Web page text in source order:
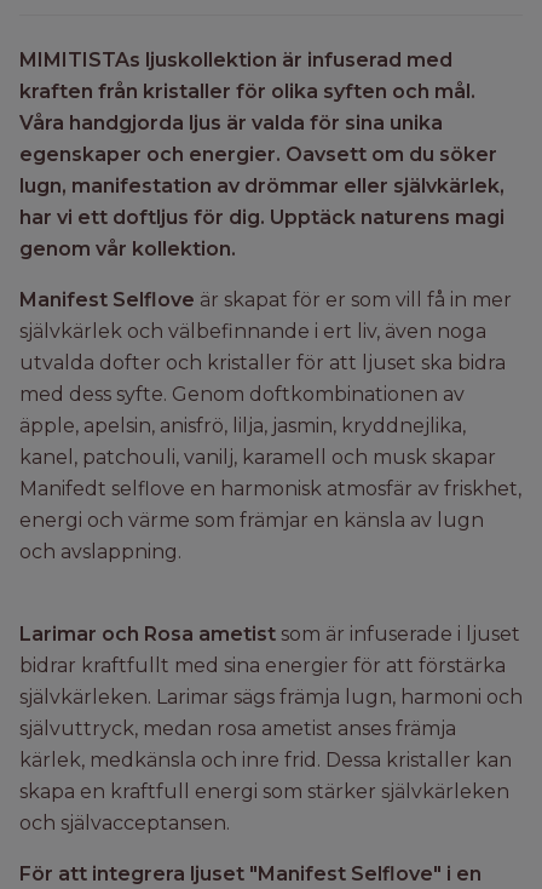
MIMITISTAs ljuskollektion är infuserad med
kraften från kristaller för olika syften och mål.
Våra handgjorda ljus är valda för sina unika
egenskaper och energier. Oavsett om du söker
lugn, manifestation av drömmar eller självkärlek,
har vi ett doftljus för dig. Upptäck naturens magi
genom vår kollektion.
Manifest Selflove är skapat för er som vill få in mer
självkärlek och välbefinnande i ert liv, även noga
utvalda dofter och kristaller för att ljuset ska bidra
med dess syfte. Genom doftkombinationen av
äpple, apelsin, anisfrö, lilja, jasmin, kryddnejlika,
kanel, patchouli, vanilj, karamell och musk skapar
Manifedt selflove en harmonisk atmosfär av friskhet,
energi och värme som främjar en känsla av lugn
och avslappning.
Larimar och Rosa ametist som är infuserade i ljuset
bidrar kraftfullt med sina energier för att förstärka
självkärleken. Larimar sägs främja lugn, harmoni och
självuttryck, medan rosa ametist anses främja
kärlek, medkänsla och inre frid. Dessa kristaller kan
skapa en kraftfull energi som stärker självkärleken
och självacceptansen.
För att integrera ljuset "Manifest Selflove" i en